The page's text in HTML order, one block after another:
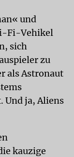
und
Fi-Vehikel
sich
zu
als Astronaut
Und ja, Aliens
kauzige